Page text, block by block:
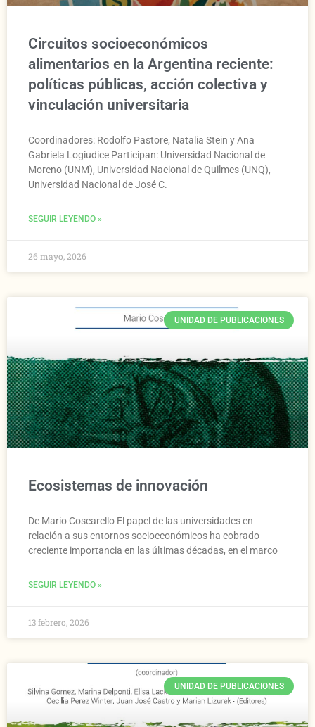
Circuitos socioeconómicos
alimentarios en la Argentina reciente:
políticas públicas, acción colectiva y
vinculación universitaria
Coordinadores: Rodolfo Pastore, Natalia Stein y Ana
Gabriela Logiudice Participan: Universidad Nacional de
Moreno (UNM), Universidad Nacional de Quilmes (UNQ),
Universidad Nacional de José C.
SEGUIR LEYENDO »
26 mayo, 2026
UNIDAD DE PUBLICACIONES
Ecosistemas de innovación
De Mario Coscarello El papel de las universidades en
relación a sus entornos socioeconómicos ha cobrado
creciente importancia en las últimas décadas, en el marco
SEGUIR LEYENDO »
13 febrero, 2026
UNIDAD DE PUBLICACIONES